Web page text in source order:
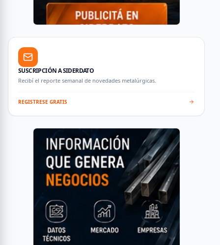
SUSCRIPCIÓN A SIDERDATO
Recibí el reporte semanal de novedades metalúrgicas.
REGISTRESE GRATIS